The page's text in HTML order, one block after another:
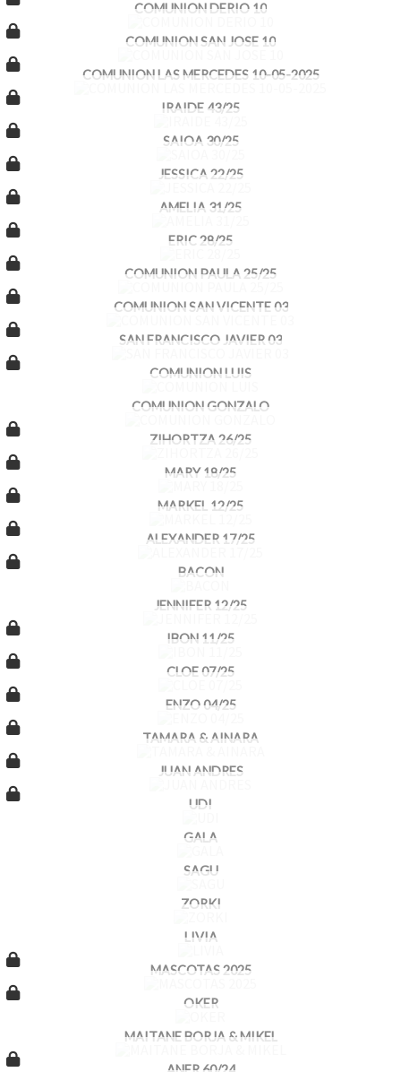
COMUNION DERIO 10
COMUNION SAN JOSE 10
COMUNION LAS MERCEDES 10-05-2025
IRAIDE 43/25
SAIOA 30/25
JESSICA 22/25
AMELIA 31/25
ERIC 28/25
COMUNION PAULA 25/25
COMUNION SAN VICENTE 03
SAN FRANCISCO JAVIER 03
COMUNION LUIS
COMUNION GONZALO
ZIHORTZA 26/25
MARY 18/25
MARKEL 12/25
ALEXANDER 17/25
BACON
JENNIFER 12/25
IBON 11/25
CLOE 07/25
ENZO 04/25
TAMARA & AINARA
JUAN ANDRES
UDI
GALA
SAGU
ZORKI
LIVIA
MASCOTAS 2025
OKER
MAITANE BORJA & MIKEL